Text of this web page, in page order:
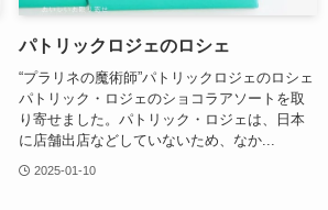
パトリックロジェのロシェ
“プラリネの魔術師”パトリックロジェのロシェ
パトリック・ロジェのショコラアソートを取
り寄せました。パトリック・ロジェは、日本
に店舗出店などしていないため、なか...
2025-01-10